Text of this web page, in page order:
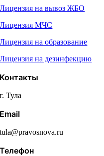
Лицензия на вывоз ЖБО
Лицензия МЧС
Лицензия на образование
Лицензия на дезинфекцию
Контакты
г. Тула
Email
tula@pravosnova.ru
Телефон